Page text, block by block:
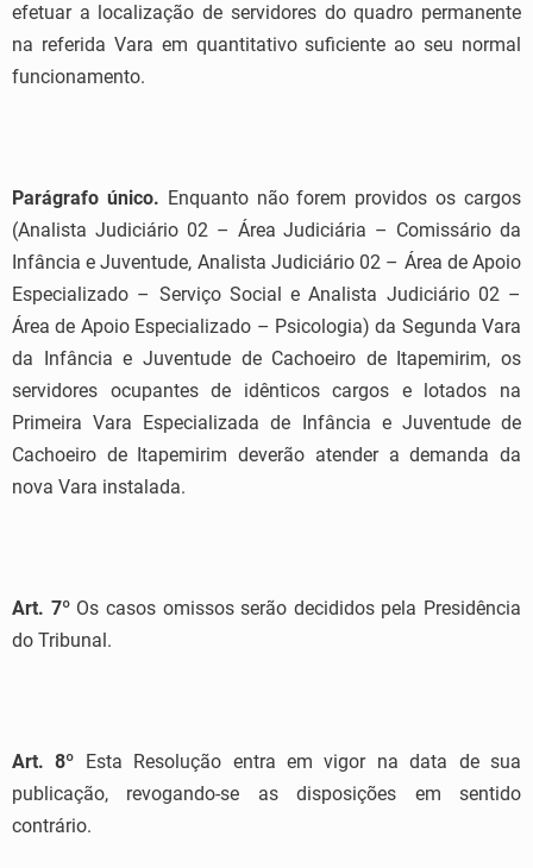
efetuar a localização de servidores do quadro permanente
na referida Vara em quantitativo suficiente ao seu normal
funcionamento.
Parágrafo único. Enquanto não forem providos os cargos
(Analista Judiciário 02 – Área Judiciária – Comissário da
Infância e Juventude, Analista Judiciário 02 – Área de Apoio
Especializado – Serviço Social e Analista Judiciário 02 –
Área de Apoio Especializado – Psicologia) da Segunda Vara
da Infância e Juventude de Cachoeiro de Itapemirim, os
servidores ocupantes de idênticos cargos e lotados na
Primeira Vara Especializada de Infância e Juventude de
Cachoeiro de Itapemirim deverão atender a demanda da
nova Vara instalada.
Art. 7ºOs casos omissos serão decididos pela Presidência
do Tribunal.
Art. 8º Esta Resolução entra em vigor na data de sua
publicação, revogando-se as disposições em sentido
contrário.